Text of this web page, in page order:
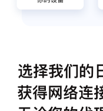
选择我们的
获得网络连